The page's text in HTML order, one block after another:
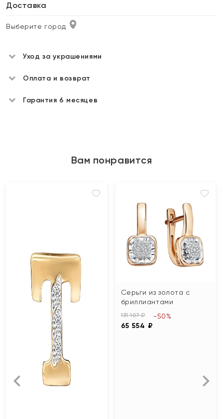
Доставка
Выберите город
Уход за украшениями
Оплата и возврат
Гарантия 6 месяцев
Вам понравится
Серьги из золота с
бриллиантами
131 107 ₽
65 554 ₽
-50%